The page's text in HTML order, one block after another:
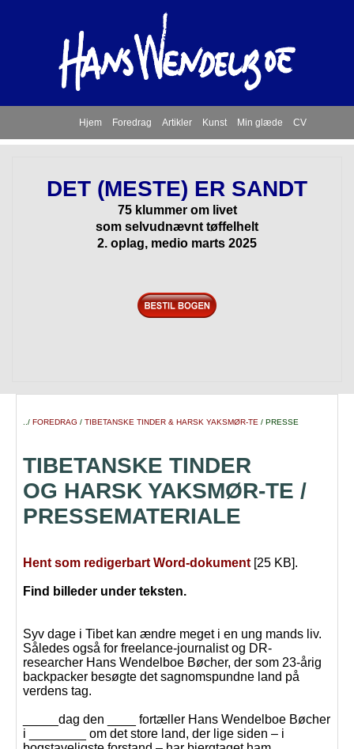
Hjem Foredrag Artikler Kunst Min glæde CV
DET (MESTE) ER SANDT
75 klummer om livet
som selvudnævnt tøffelhelt
2. oplag, medio marts 2025
../ FOREDRAG / TIBETANSKE TINDER & HARSK YAKSMØR-TE / PRESSE
TIBETANSKE TINDER
OG HARSK YAKSMØR-TE /
PRESSEMATERIALE
Hent som redigerbart Word-dokument [25 KB].
Find billeder under teksten.
Syv dage i Tibet kan ændre meget i en ung mands liv.
Således også for freelance-journalist og DR-
researcher Hans Wendelboe Bøcher, der som 23-årig
backpacker besøgte det sagnomspundne land på
verdens tag.
_____dag den ____ fortæller Hans Wendelboe Bøcher
i ________ om det store land, der lige siden – i